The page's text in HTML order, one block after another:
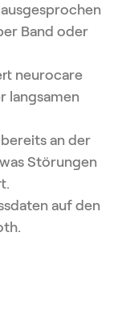
Band oder
neurocare
langsamen
an der
Störungen
auf den